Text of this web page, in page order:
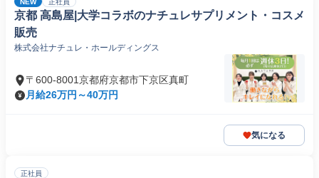
正社員
京都 高島屋|大学コラボのナチュレサプリメント・コスメ
販売
株式会社ナチュレ・ホールディングス
〒600-8001京都府京都市下京区真町
月給26万円～40万円
気になる
正社員